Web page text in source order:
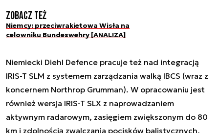
Zobacz też
Niemcy: przeciwrakietowa Wisła na
celowniku Bundeswehry [ANALIZA]
Niemiecki Diehl Defence pracuje też nad integracją
IRIS-T SLM z systemem zarządzania walką IBCS (wraz z
koncernem Northrop Grumman). W opracowaniu jest
również wersja IRIS-T SLX z naprowadzaniem
aktywnym radarowym, zasięgiem zwiększonym do 80
km i zdolnością zwalczania pocisków balistycznych.